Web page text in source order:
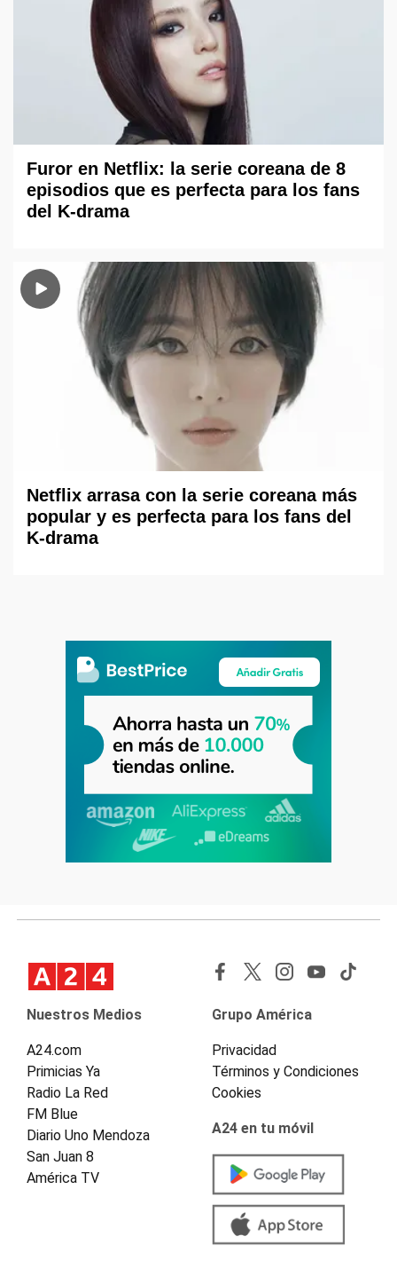
Furor en Netflix: la serie coreana de 8
episodios que es perfecta para los fans
del K-drama
Netflix arrasa con la serie coreana más
popular y es perfecta para los fans del
K-drama
Nuestros Medios
A24.com
Primicias Ya
Radio La Red
FM Blue
Diario Uno Mendoza
San Juan 8
América TV
Grupo América
Privacidad
Términos y Condiciones
Cookies
A24 en tu móvil